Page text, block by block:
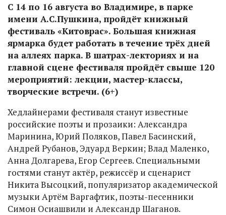
С 14 по 16 августа во Владимире, в парке
имени А.С.Пушкина, пройдёт книжный
фестиваль «Китоврас». Большая книжная
ярмарка будет работать в течение трёх дней
на аллеях парка. В шатрах-лекториях и на
главной сцене фестиваля пройдёт свыше 120
мероприятий: лекции, мастер-классы,
творческие встречи. (6+)
Хедлайнерами фестиваля станут известные
российские поэты и прозаики: Александра
Маринина, Юрий Поляков, Павел Басинский,
Андрей Рубанов, Эдуард Веркин; Влад Маленко,
Анна Долгарева, Егор Сергеев. Специальными
гостями станут актёр, режиссёр и сценарист
Никита Высоцкий, популяризатор академической
музыки Артём Варгафтик, поэты-песенники
Симон Осиашвили и Александр Шаганов.